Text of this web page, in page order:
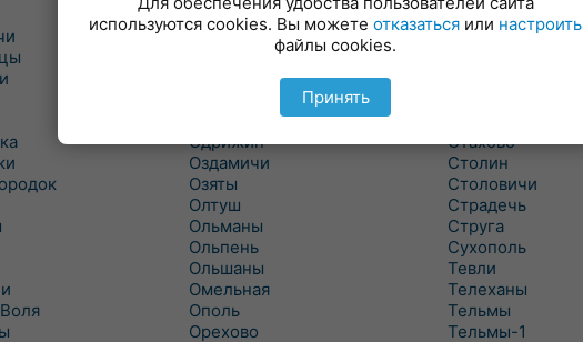
Новоселки
Новые Засимовичи
Новые Лыщицы
Оберовщина
Одрижин
Оздамичи
Озяты
Олтуш
Ольманы
Ольпень
Ольшаны
Омельная
Ополь
Орехово
Соколово
Сочивки
Стахово
Столин
Столовичи
Страдечь
Струга
Сухополь
Тевли
Телеханы
Тельмы
Тельмы-1
используются cookies. Вы можете отказаться или настроить
файлы cookies.
Принять